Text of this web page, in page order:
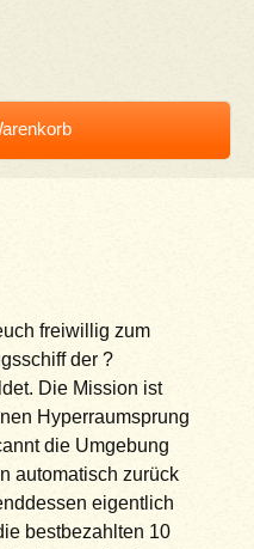
freiwillig zum
der ?
Die Mission ist
Hyperraumsprung
die Umgebung
automatisch zurück
eigentlich
bestbezahlten 10